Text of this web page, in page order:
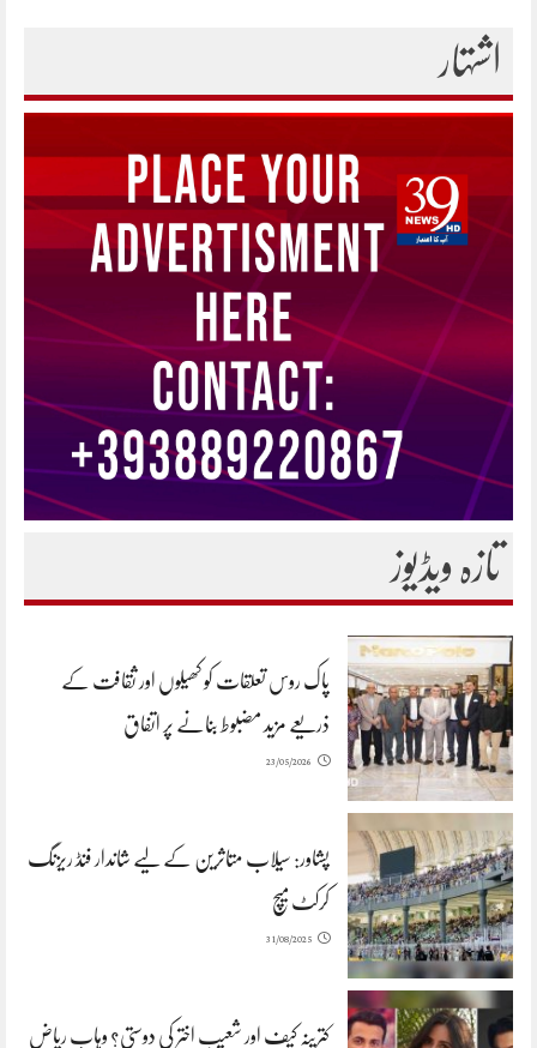
اشتہار
تازہ ویڈیوز
پاک روس تعلقات کو کھیلوں اور ثقافت کے
ذریعے مزید مضبوط بنانے پر اتفاق
23/05/2026
پشاور: سیلاب متاثرین کے لیے شاندار فنڈ ریزنگ
کرکٹ میچ
31/08/2025
کترینہ کیف اور شعیب اختر کی دوستی؟ وہاب ریاض